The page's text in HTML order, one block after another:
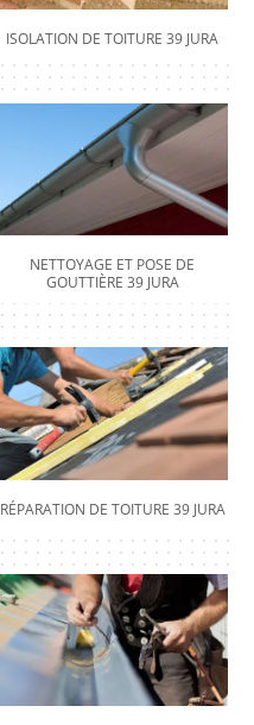
ISOLATION DE TOITURE 39 JURA
NETTOYAGE ET POSE DE
GOUTTIÈRE 39 JURA
RÉPARATION DE TOITURE 39 JURA